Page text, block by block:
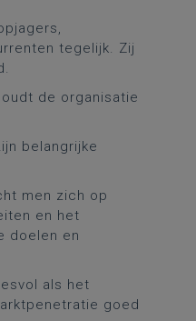
tegelijk. Zij
de organisatie
belangrijke
men zich op
en het
doelen en
als het
goed